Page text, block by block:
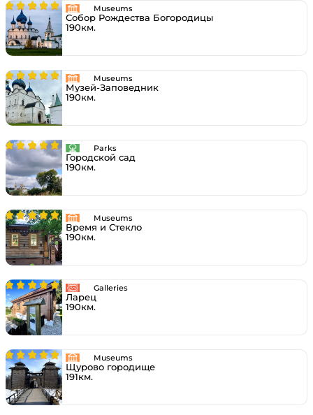
Museums
Собор Рождества Богородицы
190км.
Museums
Музей-Заповедник
190км.
Parks
Городской сад
190км.
Museums
Время и Стекло
190км.
Galleries
Ларец
190км.
Museums
Щурово городище
191км.